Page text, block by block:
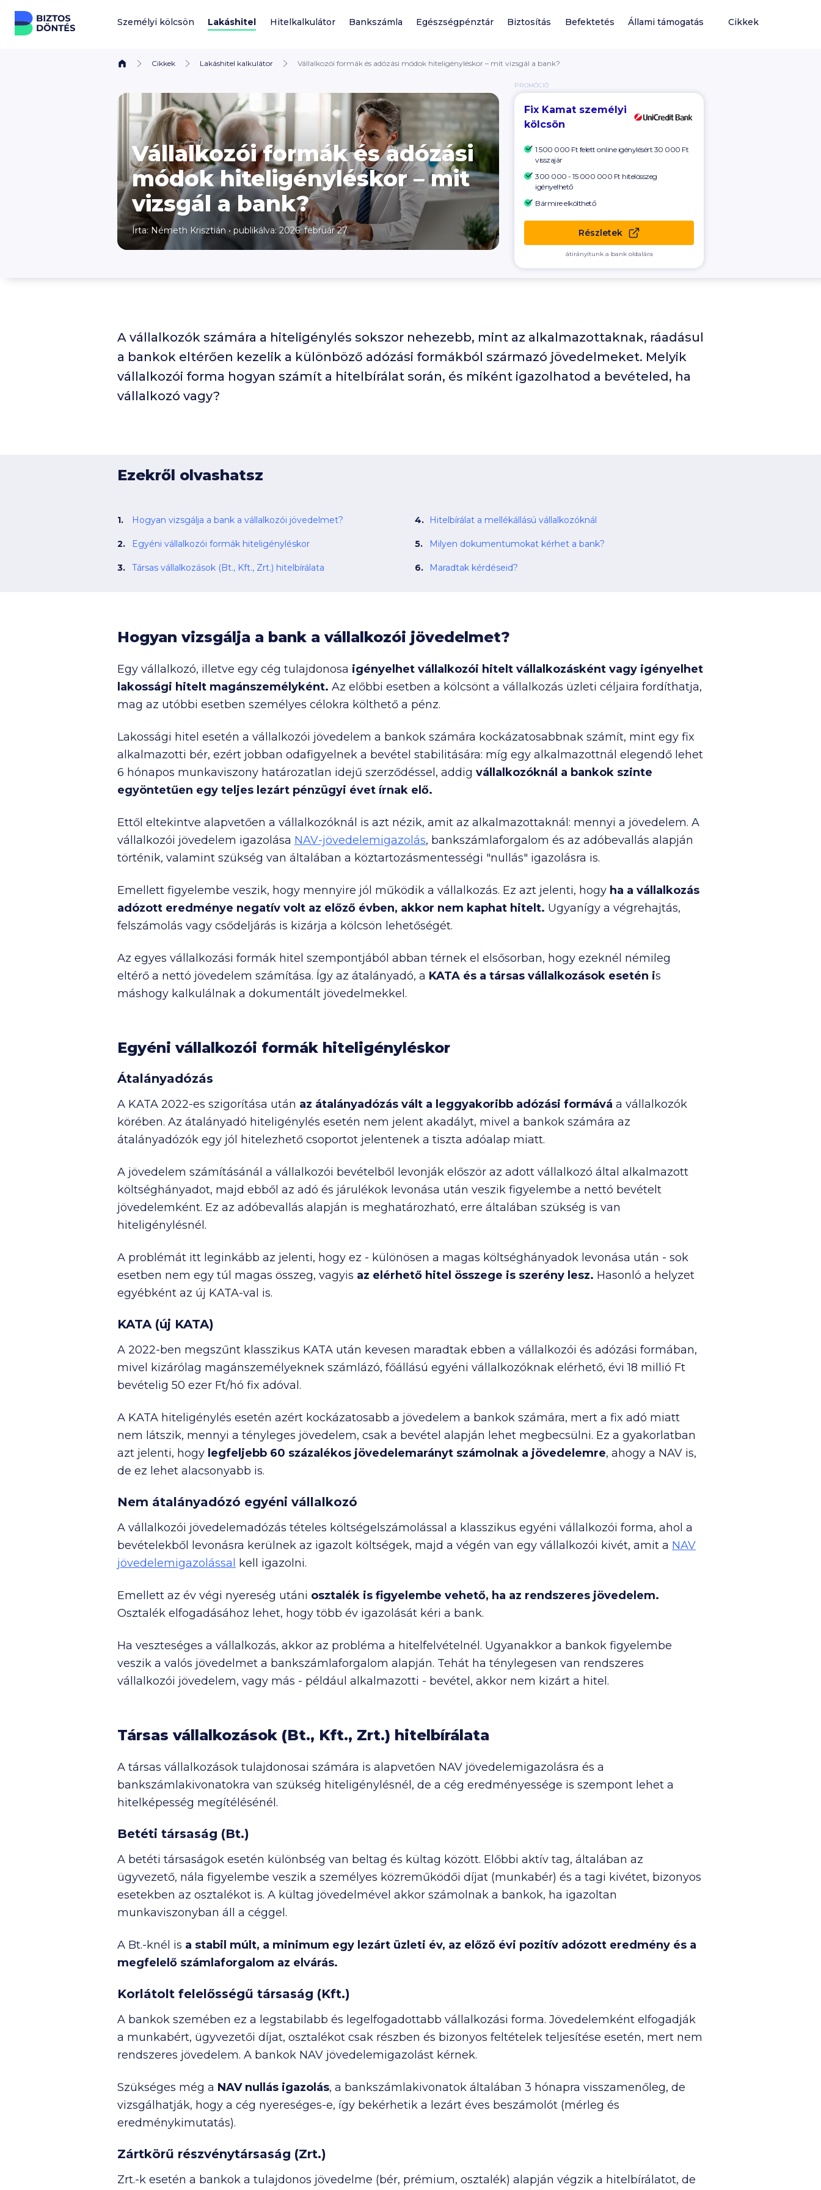
Ugrás a tartalomhoz
Személyi kölcsön Lakáshitel Hitelkalkulátor Bankszámla Egészségpénztár Biztosítás Befektetés Állami támogatás Cikkek
Cikkek Lakáshitel kalkulátor Vállalkozói formák és adózási módok hiteligényléskor – mit vizsgál a bank?
Vállalkozói formák és adózási
módok hiteligényléskor – mit
vizsgál a bank?
Írta: Németh Krisztián • publikálva: 2026. február 27.
PROMÓCIÓ
Fix Kamat személyi
kölcsön
1 500 000 Ft felett online igénylésért 30 000 Ft
visszajár
300 000 - 15 000 000 Ft hitelösszeg
igényelhető
Bármire elkölthető
Részletek
átirányítunk a bank oldalára
A vállalkozók számára a hiteligénylés sokszor nehezebb, mint az alkalmazottaknak, ráadásul
a bankok eltérően kezelik a különböző adózási formákból származó jövedelmeket. Melyik
vállalkozói forma hogyan számít a hitelbírálat során, és miként igazolhatod a bevételed, ha
vállalkozó vagy?
Ezekről olvashatsz
Hogyan vizsgálja a bank a vállalkozói jövedelmet?
Egyéni vállalkozói formák hiteligényléskor
Társas vállalkozások (Bt., Kft., Zrt.) hitelbírálata
Hitelbírálat a mellékállású vállalkozóknál
Milyen dokumentumokat kérhet a bank?
Maradtak kérdéseid?
Hogyan vizsgálja a bank a vállalkozói jövedelmet?
Egy vállalkozó, illetve egy cég tulajdonosa igényelhet vállalkozói hitelt vállalkozásként vagy igényelhet
lakossági hitelt magánszemélyként. Az előbbi esetben a kölcsönt a vállalkozás üzleti céljaira fordíthatja,
mag az utóbbi esetben személyes célokra költhető a pénz.
Lakossági hitel esetén a vállalkozói jövedelem a bankok számára kockázatosabbnak számít, mint egy fix
alkalmazotti bér, ezért jobban odafigyelnek a bevétel stabilitására: míg egy alkalmazottnál elegendő lehet
6 hónapos munkaviszony határozatlan idejű szerződéssel, addig vállalkozóknál a bankok szinte
egyöntetűen egy teljes lezárt pénzügyi évet írnak elő.
Ettől eltekintve alapvetően a vállalkozóknál is azt nézik, amit az alkalmazottaknál: mennyi a jövedelem. A
vállalkozói jövedelem igazolása NAV-jövedelemigazolás, bankszámlaforgalom és az adóbevallás alapján
történik, valamint szükség van általában a köztartozásmentességi "nullás" igazolásra is.
Emellett figyelembe veszik, hogy mennyire jól működik a vállalkozás. Ez azt jelenti, hogy ha a vállalkozás
adózott eredménye negatív volt az előző évben, akkor nem kaphat hitelt. Ugyanígy a végrehajtás,
felszámolás vagy csődeljárás is kizárja a kölcsön lehetőségét.
Az egyes vállalkozási formák hitel szempontjából abban térnek el elsősorban, hogy ezeknél némileg
eltérő a nettó jövedelem számítása. Így az átalányadó, a KATA és a társas vállalkozások esetén is
máshogy kalkulálnak a dokumentált jövedelmekkel.
Egyéni vállalkozói formák hiteligényléskor
Átalányadózás
A KATA 2022-es szigorítása után az átalányadózás vált a leggyakoribb adózási formává a vállalkozók
körében. Az átalányadó hiteligénylés esetén nem jelent akadályt, mivel a bankok számára az
átalányadózók egy jól hitelezhető csoportot jelentenek a tiszta adóalap miatt.
A jövedelem számításánál a vállalkozói bevételből levonják először az adott vállalkozó által alkalmazott
költséghányadot, majd ebből az adó és járulékok levonása után veszik figyelembe a nettó bevételt
jövedelemként. Ez az adóbevallás alapján is meghatározható, erre általában szükség is van
hiteligénylésnél.
A problémát itt leginkább az jelenti, hogy ez - különösen a magas költséghányadok levonása után - sok
esetben nem egy túl magas összeg, vagyis az elérhető hitel összege is szerény lesz. Hasonló a helyzet
egyébként az új KATA-val is.
KATA (új KATA)
A 2022-ben megszűnt klasszikus KATA után kevesen maradtak ebben a vállalkozói és adózási formában,
mivel kizárólag magánszemélyeknek számlázó, főállású egyéni vállalkozóknak elérhető, évi18 millió Ft
bevételig 50 ezer Ft/hó fix adóval.
A KATA hiteligénylés esetén azért kockázatosabb a jövedelem a bankok számára, mert a fix adó miatt
nem látszik, mennyi a tényleges jövedelem, csak a bevétel alapján lehet megbecsülni. Ez a gyakorlatban
azt jelenti, hogy legfeljebb 60 százalékos jövedelemarányt számolnak a jövedelemre, ahogy a NAV is,
de ez lehet alacsonyabb is.
Nem átalányadózó egyéni vállalkozó
A vállalkozói jövedelemadózás tételes költségelszámolással a klasszikus egyéni vállalkozói forma, ahol a
bevételekből levonásra kerülnek az igazolt költségek, majd a végén van egy vállalkozói kivét, amit a NAV
jövedelemigazolással
kell igazolni.
Emellett az év végi nyereség utáni osztalék is figyelembe vehető, ha az rendszeres jövedelem.
Osztalék elfogadásához lehet, hogy több év igazolását kéri a bank.
Ha veszteséges a vállalkozás, akkor az probléma a hitelfelvételnél. Ugyanakkor a bankok figyelembe
veszik a valós jövedelmet a bankszámlaforgalom alapján. Tehát ha ténylegesen van rendszeres
vállalkozói jövedelem, vagy más - például alkalmazotti - bevétel, akkor nem kizárt a hitel.
Társas vállalkozások (Bt., Kft., Zrt.) hitelbírálata
A társas vállalkozások tulajdonosai számára is alapvetően NAV jövedelemigazolásra és a
bankszámlakivonatokra van szükség hiteligénylésnél, de a cég eredményessége is szempont lehet a
hitelképesség megítélésénél.
Betéti társaság (Bt.)
A betéti társaságok esetén különbség van beltag és kültag között. Előbbi aktív tag, általában az
ügyvezető, nála figyelembe veszik a személyes közreműködői díjat (munkabér) és a tagi kivétet, bizonyos
esetekben az osztalékot is. A kültag jövedelmével akkor számolnak a bankok, ha igazoltan
munkaviszonyban áll a céggel.
A Bt.-knél is a stabil múlt, a minimum egy lezárt üzleti év, az előző évi pozitív adózott eredmény és a
megfelelő számlaforgalom az elvárás.
Korlátolt felelősségű társaság (Kft.)
A bankok szemében ez a legstabilabb és legelfogadottabb vállalkozási forma. Jövedelemként elfogadják
a munkabért, ügyvezetői díjat, osztalékot csak részben és bizonyos feltételek teljesítése esetén, mert nem
rendszeres jövedelem. A bankok NAV jövedelemigazolást kérnek.
Szükséges még a NAV nullás igazolás, a bankszámlakivonatok általában 3 hónapra visszamenőleg, de
vizsgálhatják, hogy a cég nyereséges-e, így bekérhetik a lezárt éves beszámolót (mérleg és
eredménykimutatás).
Zártkörű részvénytársaság (Zrt.)
Zrt.-k esetén a bankok a tulajdonos jövedelme (bér, prémium, osztalék) alapján végzik a hitelbírálatot, de